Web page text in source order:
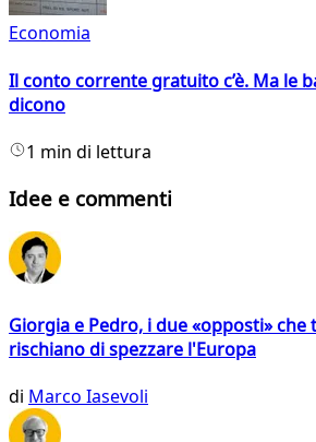
Economia
Il conto corrente gratuito c’è. Ma le
dicono
1 min di lettura
Idee e commenti
Giorgia e Pedro, i due «opposti»
rischiano di spezzare l'Europa
di Marco Iasevoli